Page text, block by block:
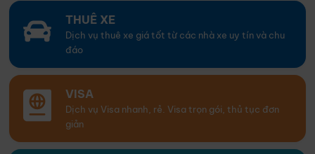
THUÊ XE
Dịch vụ thuê xe giá tốt từ các nhà xe uy tín và chu
đáo
VISA
Dịch vụ Visa nhanh, rẻ. Visa trọn gói, thủ tục đơn
giản